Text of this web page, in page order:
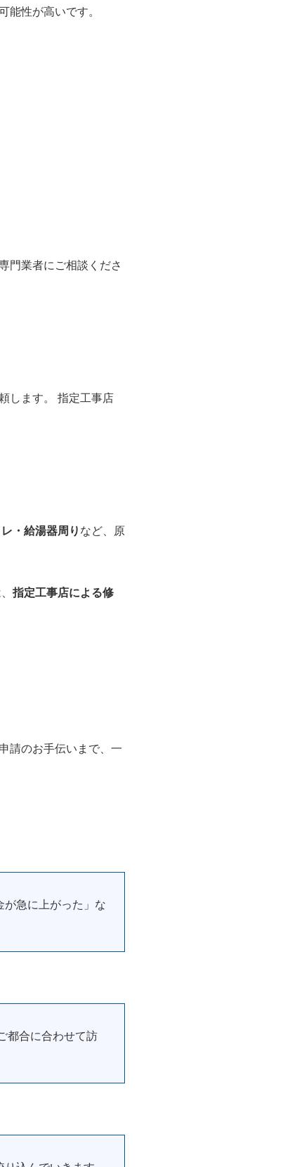
能性が高いです。
門業者にご相談くださ
します。 指定工事店
・給湯器周り など、原
指定工事店による修
請のお手伝いまで、一
が急に上がった」な
都合に合わせて訪